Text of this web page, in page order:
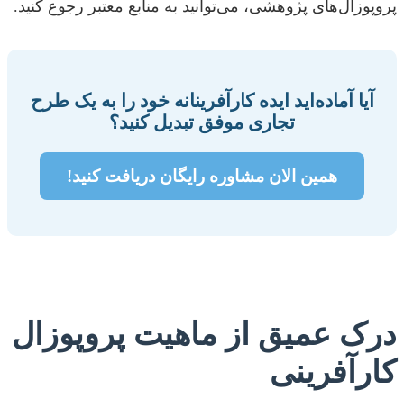
پروپوزال‌های پژوهشی، می‌توانید به منابع معتبر رجوع کنید.
آیا آماده‌اید ایده کارآفرینانه خود را به یک طرح
تجاری موفق تبدیل کنید؟
همین الان مشاوره رایگان دریافت کنید!
درک عمیق از ماهیت پروپوزال
کارآفرینی